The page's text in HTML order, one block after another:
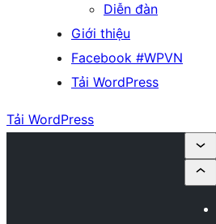
Diễn đàn
Giới thiệu
Facebook #WPVN
Tải WordPress
Tải WordPress